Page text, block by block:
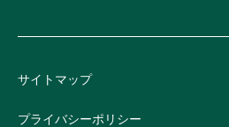
サイトマップ
プライバシーポリシー